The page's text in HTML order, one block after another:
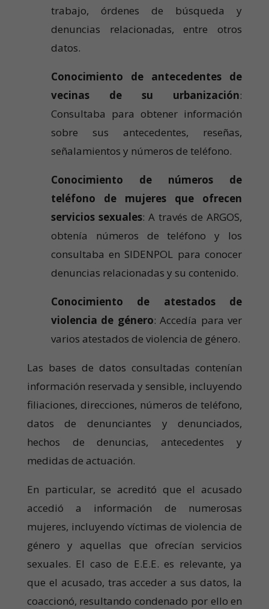
trabajo, órdenes de búsqueda y
denuncias relacionadas, entre otros
datos.
Conocimiento de antecedentes de
vecinas de su urbanización:
Consultaba para obtener información
sobre sus antecedentes, reseñas,
señalamientos y números de teléfono.
Conocimiento de números de
teléfono de mujeres que ofrecen
servicios sexuales: A través de ARGOS,
obtenía números de teléfono y los
consultaba en SIDENPOL para conocer
denuncias relacionadas y su contenido.
Conocimiento de atestados de
violencia de género: Accedía para ver
varios atestados de violencia de género.
Las bases de datos consultadas contenían
información reservada y sensible, incluyendo
filiaciones, direcciones, números de teléfono,
datos de denunciantes y denunciados,
hechos de denuncias, antecedentes y
medidas de actuación.
En particular, se acreditó que el acusado
accedió a información de numerosas
mujeres, incluyendo víctimas de violencia de
género y aquellas que ofrecían servicios
sexuales. El caso de E.E.E. es relevante, ya
que el acusado, tras acceder a sus datos, la
coaccionó, resultando condenado por ello en